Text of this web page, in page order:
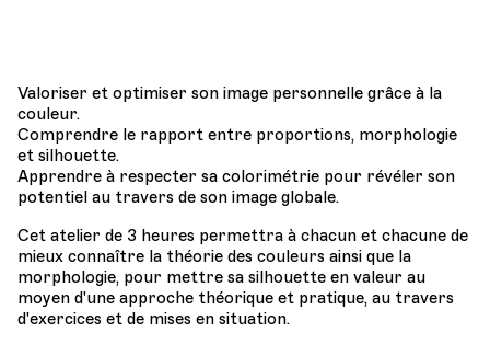
Valoriser et optimiser son image personnelle grâce à la
couleur.
Comprendre le rapport entre proportions, morphologie
et silhouette.
Apprendre à respecter sa colorimétrie pour révéler son
potentiel au travers de son image globale.
Cet atelier de 3 heures permettra à chacun et chacune de
mieux connaître la théorie des couleurs ainsi que la
morphologie, pour mettre sa silhouette en valeur au
moyen d'une approche théorique et pratique, au travers
d'exercices et de mises en situation.